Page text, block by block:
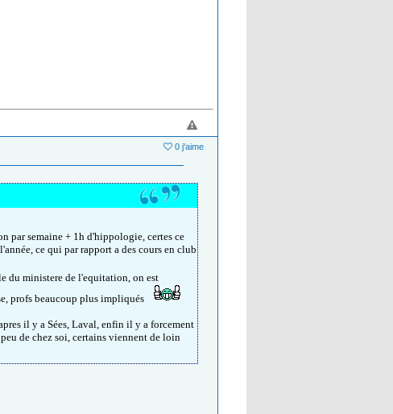
0 j'aime
par semaine + 1h d'hippologie, certes ce
ce qui par rapport a des cours en club
du ministere de l'equitation, on est
profs beaucoup plus impliqués
il y a Sées, Laval, enfin il y a forcement
de chez soi, certains viennent de loin